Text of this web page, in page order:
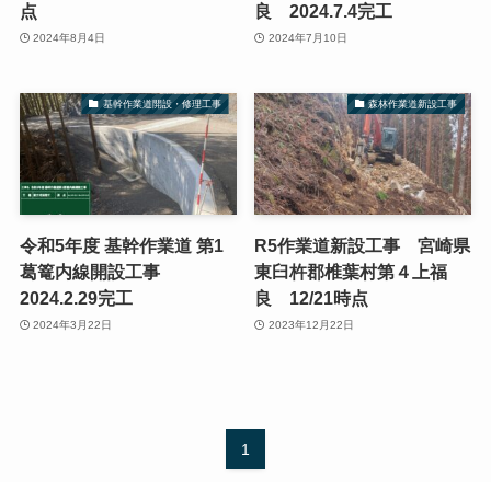
点
2024年8月4日
良 2024.7.4完工
2024年7月10日
基幹作業道開設・修理工事
令和5年度 基幹作業道 第1
葛篭内線開設工事
2024.2.29完工
2024年3月22日
森林作業道新設工事
R5作業道新設工事 宮崎県
東臼杵郡椎葉村第４上福
良 12/21時点
2023年12月22日
1